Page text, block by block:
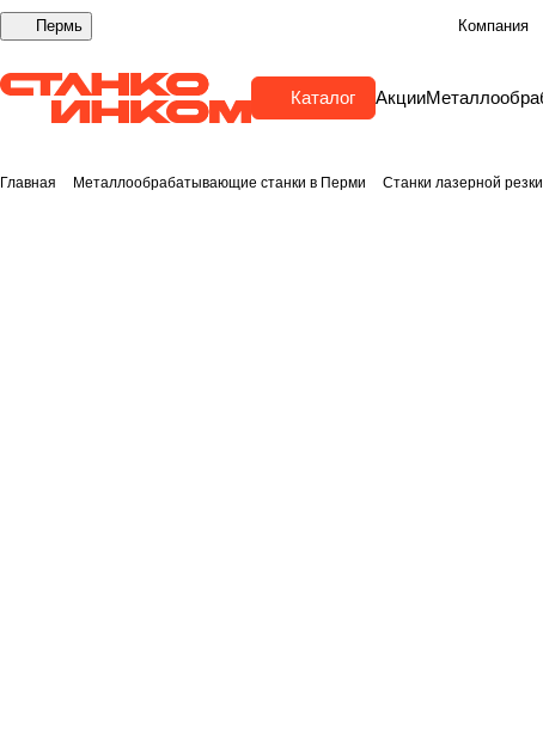
Пермь Компания
Каталог Акции
Главная Металлообрабатывающие станки в Перми Станки лазерной